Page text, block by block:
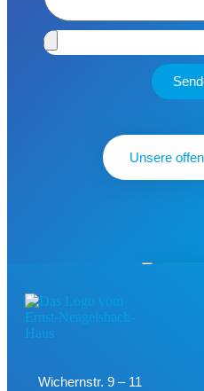
Unsere
Wichernstr. 9 – 11